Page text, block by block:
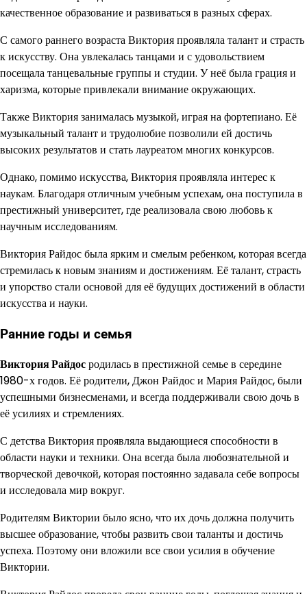
качественное образование и развиваться в разных сферах.
С самого раннего возраста Виктория проявляла талант и страсть
к искусству. Она увлекалась танцами и с удовольствием
посещала танцевальные группы и студии. У неё была грация и
харизма, которые привлекали внимание окружающих.
Также Виктория занималась музыкой, играя на фортепиано. Её
музыкальный талант и трудолюбие позволили ей достичь
высоких результатов и стать лауреатом многих конкурсов.
Однако, помимо искусства, Виктория проявляла интерес к
наукам. Благодаря отличным учебным успехам, она поступила в
престижный университет, где реализовала свою любовь к
научным исследованиям.
Виктория Райдос была ярким и смелым ребенком, которая всегда
стремилась к новым знаниям и достижениям. Её талант, страсть
и упорство стали основой для её будущих достижений в области
искусства и науки.
Ранние годы и семья
Виктория Райдосродилась в престижной семье в середине
1980-х годов. Её родители, Джон Райдос и Мария Райдос, были
успешными бизнесменами, и всегда поддерживали свою дочь в
её усилиях и стремлениях.
С детства Виктория проявляла выдающиеся способности в
области науки и техники. Она всегда была любознательной и
творческой девочкой, которая постоянно задавала себе вопросы
и исследовала мир вокруг.
Родителям Виктории было ясно, что их дочь должна получить
высшее образование, чтобы развить свои таланты и достичь
успеха. Поэтому они вложили все свои усилия в обучение
Виктории.